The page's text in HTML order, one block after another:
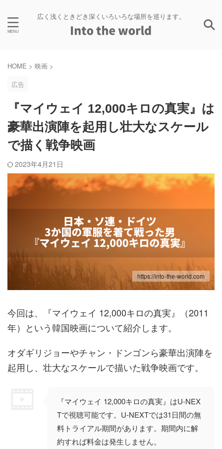
広く浅くときどき深くいろいろな場所を巡ります。
HOME > 映画 >
広告
『マイウェイ 12,000キロの真実』は
豪華出演陣を起用し壮大なスケール
で描く戦争映画
2023年4月21日
https://into-the-world.com
今回は、『マイウェイ 12,000キロの真実』（2011
年）という韓国映画について紹介します。
オダギリジョーやチャン・ドンゴンら豪華出演陣を
起用し、壮大なスケールで描いた戦争映画です。
『マイウェイ 12,000キロの真実』はU-NEX
Tで視聴可能です。U-NEXTでは31日間の無
料トライアル期間があります。期間内に解
約すれば料金は発生しません。